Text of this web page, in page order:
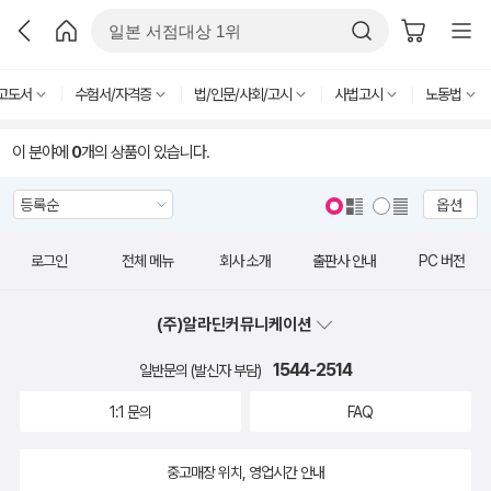
도서 수험서/자격증 법/인문/사회/고시 사법고시 노동법
이 분야에 0개의 상품이 있습니다.
옵션
로그인 전체 메뉴 회사 소개 출판사 안내 PC 버전
(주)알라딘커뮤니케이션
일반문의 (발신자 부담) 1544-2514
1:1 문의 FAQ
중고매장 위치, 영업시간 안내